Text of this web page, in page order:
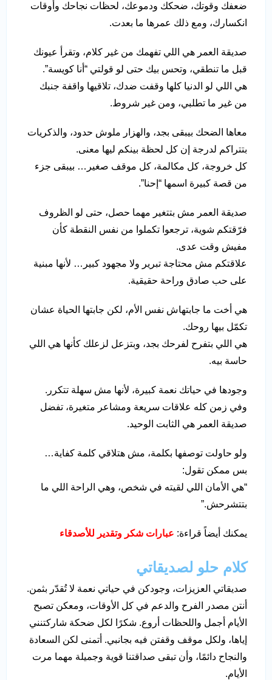
ضعفك وقوتك، ضحكك ودموعك، لحظات نجاحك وأوقات
انكسارك، ومع ذلك عمرها ما بعدت.
صديقة العمر هي اللي تفهمك من غير كلام، وتقرأ عيونك
قبل ما تنطقي، وتحس بيك حتى لو قولتي “أنا كويسة”.
هي اللي لو الدنيا كلها وقفت ضدك، تلاقيها واقفة جنبك
من غير ما تطلبي، ومن غير شروط.
معاها الضحك بيبقى بجد، والهزار ملوش حدود، والذكريات
بتتراكم لدرجة إن كل لحظة بينكم ليها معنى.
كل خروجة، كل مكالمة، كل موقف صغير… بيبقى جزء
من قصة كبيرة اسمها “إحنا”.
صديقة العمر مش بتتغير مهما حصل، حتى لو الظروف
فرّقتكم شوية، ترجعوا تكملوا من نفس النقطة كأن
مفيش وقت عدى.
علاقتكم مش محتاجة تبرير ولا مجهود كبير… لأنها مبنية
على حب صادق وراحة حقيقية.
هي أخت ما جابتهاش نفس الأم، لكن جابتها الحياة عشان
تكمّل بيها روحك.
هي اللي بتفرح لفرحك بجد، وبتزعل لزعلك كأنها هي اللي
حاسة بيه.
وجودها في حياتك نعمة كبيرة، لأنها مش سهلة تتكرر.
وفي زمن كله علاقات سريعة ومشاعر متغيرة، تفضل
صديقة العمر هي الثابت الوحيد.
ولو حاولت توصفها بكلمة، مش هتلاقي كلمة كفاية…
بس ممكن تقول:
“هي الأمان اللي لقيته في شخص، وهي الراحة اللي ما
بتتشرحش.”
يمكنك أيضاً قراءة: عبارات شكر وتقدير للأصدقاء
كلام حلو لصديقاتي
صديقاتي العزيزات، وجودكن في حياتي نعمة لا تُقدّر بثمن.
أنتن مصدر الفرح والدعم في كل الأوقات، ومعكن تصبح
الأيام أجمل واللحظات أروع. شكرًا لكل ضحكة شاركتنني
إياها، ولكل موقف وقفتن فيه بجانبي. أتمنى لكن السعادة
والنجاح دائمًا، وأن تبقى صداقتنا قوية وجميلة مهما مرت
الأيام.